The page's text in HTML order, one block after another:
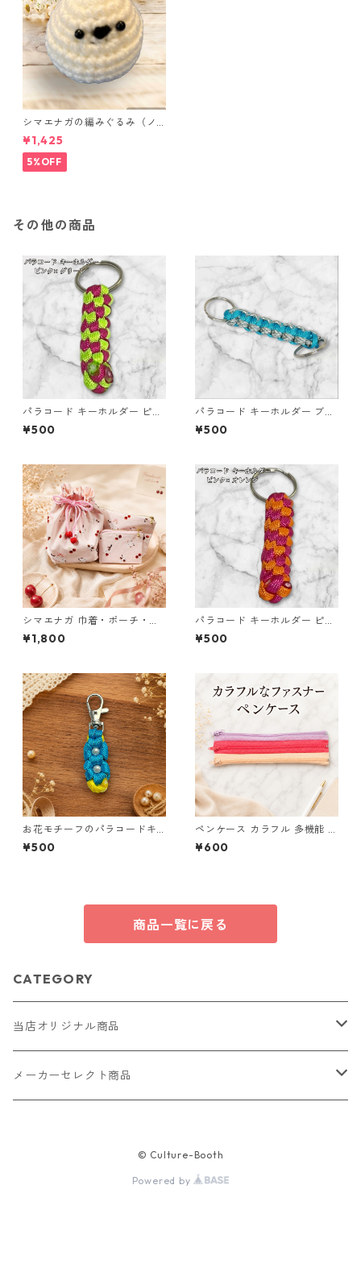
シマエナガの編みぐるみ（ノ
ーマル）
¥1,425
5%OFF
その他の商品
パラコード キーホルダー ピン
ク グリーン 編み込み s18
¥500
パラコード キーホルダー ブル
ー グレー ホワイト 編み込み s
36 アウトドア
¥500
シマエナガ 巾着・ポーチ・ミ
ニポーチ 3点セット さくらん
ぼ柄×淡いピンク ジュエリー
¥1,800
パラコード キーホルダー ピン
ク オレンジ 編み込み s17
¥500
お花モチーフのパラコードキ
ーホルダー ブルー×イエロー
ハンドメイド 国産 本革 ヌメ革
¥500
ペンケース カラフル 多機能 筆
箱 ファスナー6本 s9
¥600
商品一覧に戻る
CATEGORY
当店オリジナル商品
レザー（革）
メーカーセレクト商品
© Culture-Booth
Powered by